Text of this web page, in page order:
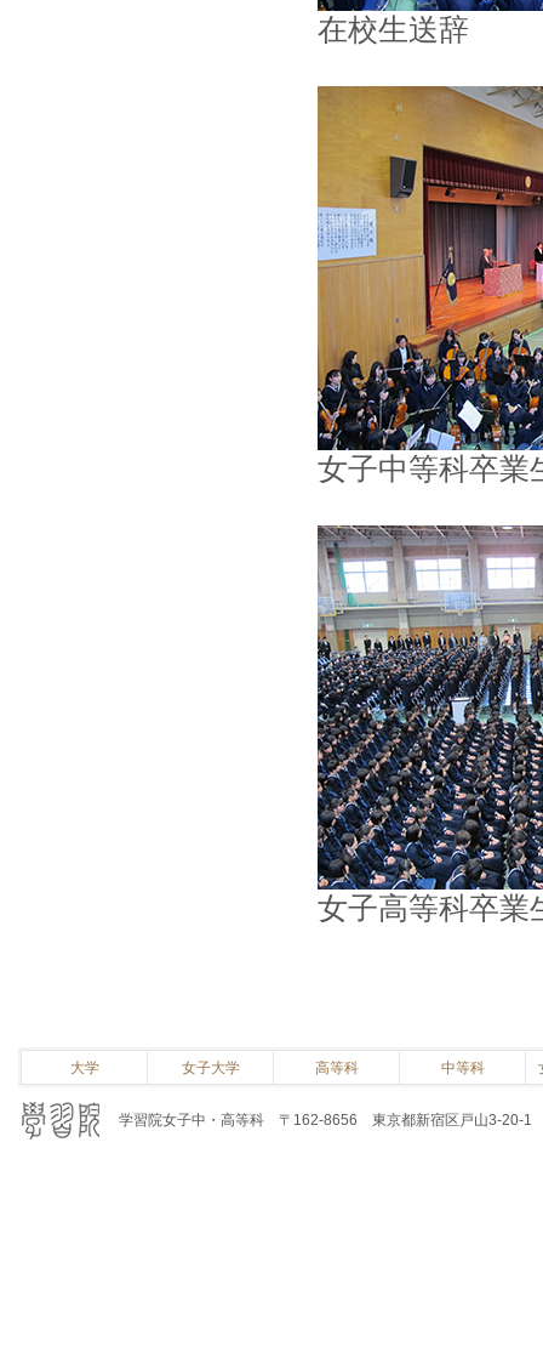
在校生送辞
女子中等科卒業
女子高等科卒業
大学 女子大学 高等科 中等科
学習院女子中・高等科 〒162-8656 東京都新宿区戸山3-20-